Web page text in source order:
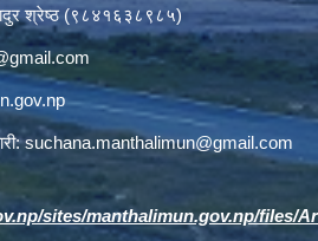
श्रेष्ठ (९८४१६३८९८५)
suchana.manthalimun@gmail.com
sites/manthalimun.gov.np/files/